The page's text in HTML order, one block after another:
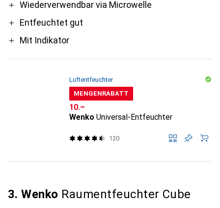
ProWiederverwendbar via Microwelle
Entfeuchtet gut
Mit Indikator
Luftentfeuchter
MENGENRABATT
CHF
10.–
Wenko Universal-Entfeuchter
120
3. Wenko Raumentfeuchter Cube